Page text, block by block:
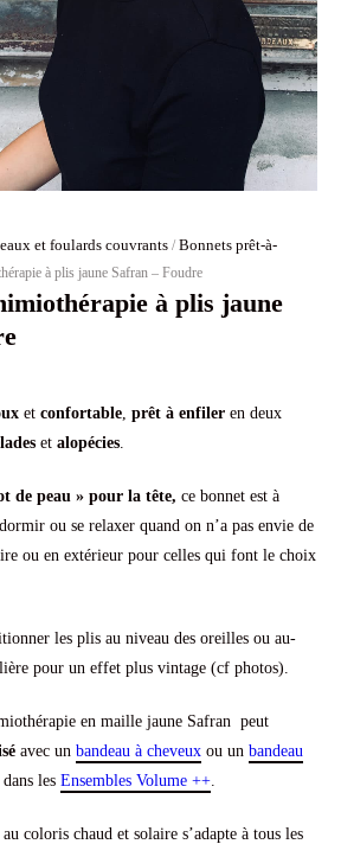
et foulards couvrants / Bonnets prêt-à-
à plis jaune Safran – Foudre
à plis jaune
et confortable, prêt à enfiler en deux
et alopécies.
de peau » pour la tête, ce bonnet est à
ou se relaxer quand on n’a pas envie de
ou en extérieur pour celles qui font le choix
les plis au niveau des oreilles ou au-
pour un effet plus vintage (cf photos).
en maille jaune Safran peut
avec un bandeau à cheveux ou un bandeau
les Ensembles Volume ++.
coloris chaud et solaire s’adapte à tous les